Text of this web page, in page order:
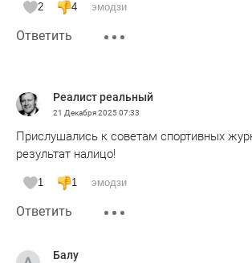
2 4 эмодзи
Ответить
Peaлист peальный
21 Декабря 202507:33
Прислушались к советам спортивных
результат налицо!
1 1 эмодзи
Ответить
Балу